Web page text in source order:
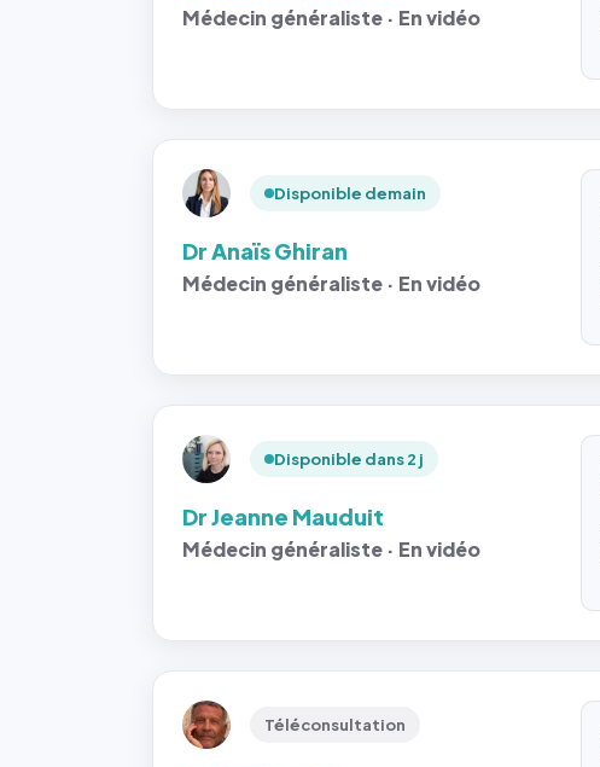
Médecin généraliste · En vidéo
Disponible demain
Dr Anaïs Ghiran
Médecin généraliste · En vidéo
Disponible dans 2 j
Dr Jeanne Mauduit
Médecin généraliste · En vidéo
Téléconsultation